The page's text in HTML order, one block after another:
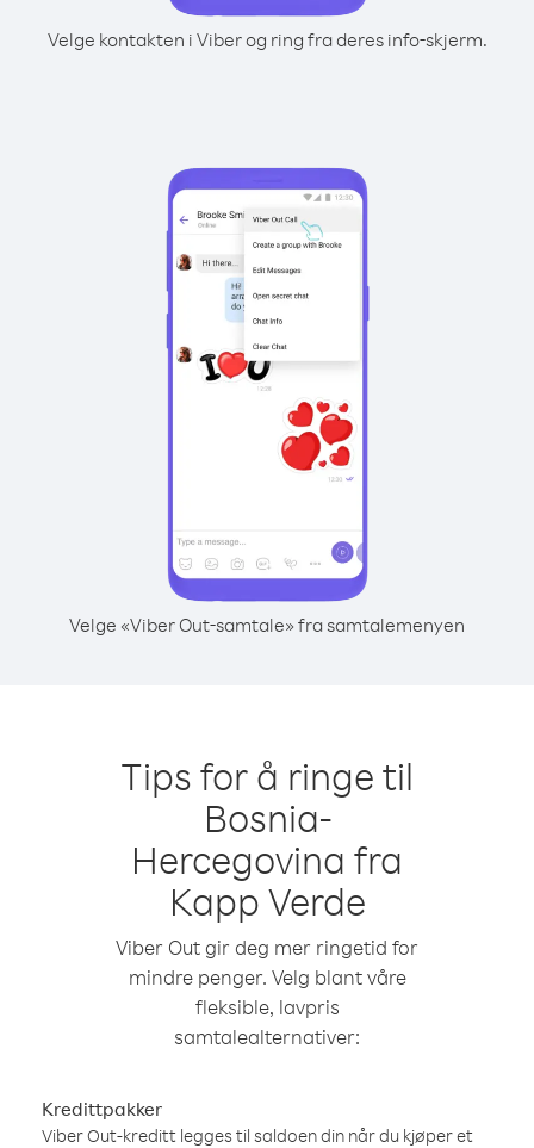
Velge kontakten i Viber og ring fra deres info-skjerm.
Velge «Viber Out-samtale» fra samtalemenyen
Tips for å ringe til
Bosnia-
Hercegovina fra
Kapp Verde
Viber Out gir deg mer ringetid for
mindre penger. Velg blant våre
fleksible, lavpris
samtalealternativer:
Kredittpakker
Viber Out-kreditt legges til saldoen din når du kjøper et